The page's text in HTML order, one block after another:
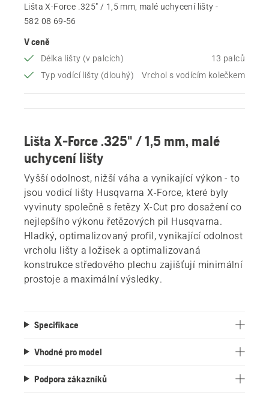
Lišta X-Force .325" / 1,5 mm, malé uchycení lišty -
582 08 69‑56
V ceně
Délka lišty (v palcích)
13 palců
Typ vodící lišty (dlouhý)
Vrchol s vodícím kolečkem
Lišta X-Force .325" / 1,5 mm, malé
uchycení lišty
Vyšší odolnost, nižší váha a vynikající výkon - to
jsou vodicí lišty Husqvarna X-Force, které byly
vyvinuty společně s řetězy X-Cut pro dosažení co
nejlepšího výkonu řetězových pil Husqvarna.
Hladký, optimalizovaný profil, vynikající odolnost
vrcholu lišty a ložisek a optimalizovaná
konstrukce středového plechu zajišťují minimální
prostoje a maximální výsledky.
Specifikace
Vhodné pro model
Podpora zákazníků